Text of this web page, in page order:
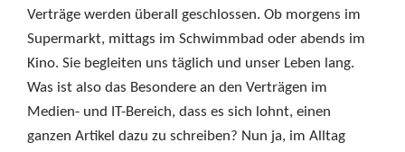
Verträge werden überall geschlossen. Ob morgens im
Supermarkt, mittags im Schwimmbad oder abends im
Kino. Sie begleiten uns täglich und unser Leben lang.
Was ist also das Besondere an den Verträgen im
Medien- und IT-Bereich, dass es sich lohnt, einen
ganzen Artikel dazu zu schreiben? Nun ja, im Alltag